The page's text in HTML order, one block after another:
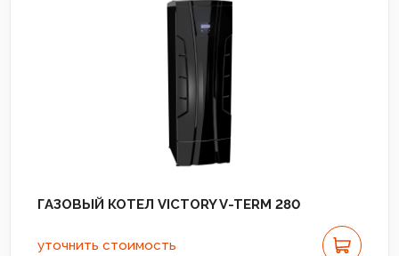
ГАЗОВЫЙ КОТЕЛ VICTORY V-TERM 280
уточнить стоимость